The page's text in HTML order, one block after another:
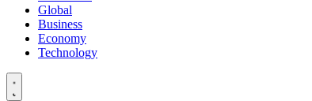
Global
Business
Economy
Technology